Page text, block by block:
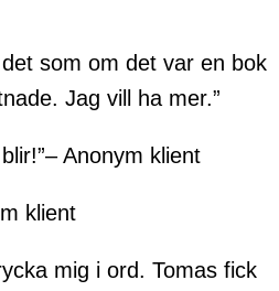
som om det var en bok
Jag vill ha mer.”
Anonym klient
klient
mig i ord. Tomas fick